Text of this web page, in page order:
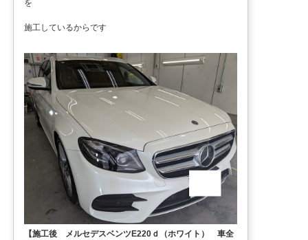
を
施工しているからです
【施工後 メルセデスベンツE220ｄ（ホワイト） 車全